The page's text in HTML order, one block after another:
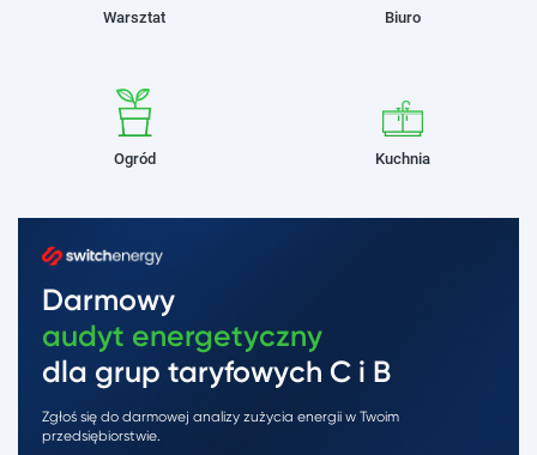
Warsztat Biuro
Ogród Kuchnia
Darmowy
audyt energetyczny
dla grup taryfowych C i B
Zgłoś się do darmowej analizy zużycia energii w Twoim
przedsiębiorstwie.